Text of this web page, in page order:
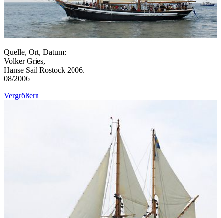
Quelle, Ort, Datum:
Volker Gries,
Hanse Sail Rostock 2006,
08/2006
Vergrößern